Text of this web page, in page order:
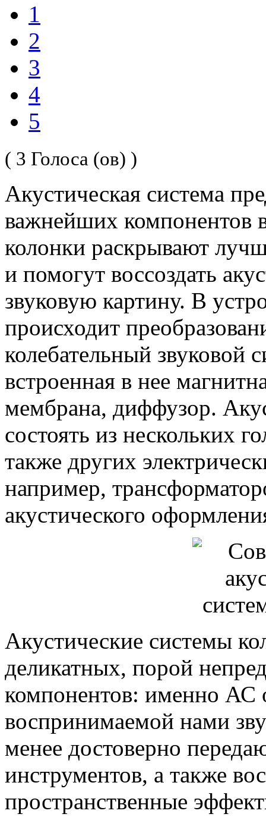
1
2
3
4
5
( 3 Голоса (ов) )
Акустическая система
важнейших компонентов
колонки раскрывают
и помогут воссоздать
звуковую картину. В
происходит
колебательный звуковой
встроенная в нее
мембрана, диффузор.
состоять из нескольких
также других
например,
акустического
Акустические системы
деликатных, порой
компонентов: именно АС
воспринимаемой нами
менее достоверно
инструментов, а также
пространственные